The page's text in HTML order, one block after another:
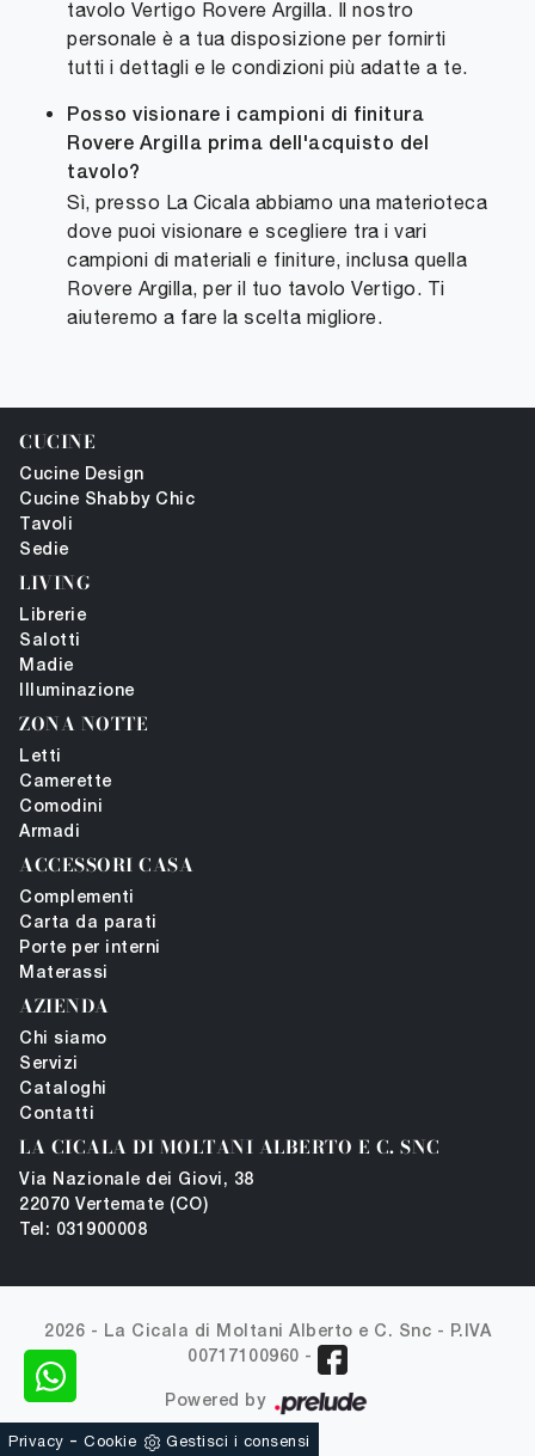
tavolo Vertigo Rovere Argilla. Il nostro
personale è a tua disposizione per fornirti
tutti i dettagli e le condizioni più adatte a te.
Posso visionare i campioni di finitura
Rovere Argilla prima dell'acquisto del
tavolo?
Sì, presso La Cicala abbiamo una materioteca
dove puoi visionare e scegliere tra i vari
campioni di materiali e finiture, inclusa quella
Rovere Argilla, per il tuo tavolo Vertigo. Ti
aiuteremo a fare la scelta migliore.
CUCINE
Cucine Design
Cucine Shabby Chic
Tavoli
Sedie
LIVING
Librerie
Salotti
Madie
Illuminazione
ZONA NOTTE
Letti
Camerette
Comodini
Armadi
ACCESSORI CASA
Complementi
Carta da parati
Porte per interni
Materassi
AZIENDA
Chi siamo
Servizi
Cataloghi
Contatti
LA CICALA DI MOLTANI ALBERTO E C. SNC
Via Nazionale dei Giovi, 38
22070 Vertemate (CO)
Tel: 031900008
2026 - La Cicala di Moltani Alberto e C. Snc -
P.IVA
00717100960 -
Powered by
Privacy - Cookie Gestisci i consensi